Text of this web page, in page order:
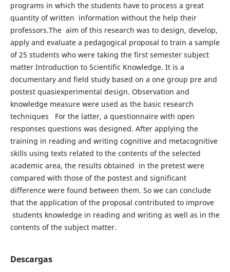
programs in which the students have to process a great
quantity of written information without the help their
professors.The aim of this research was to design, develop,
apply and evaluate a pedagogical proposal to train a sample
of 25 students who were taking the first semester subject
matter Introduction to Scientific Knowledge. It is a
documentary and field study based on a one group pre and
postest quasiexperimental design. Observation and
knowledge measure were used as the basic research
techniques For the latter, a questionnaire with open
responses questions was designed. After applying the
training in reading and writing cognitive and metacognitive
skills using texts related to the contents of the selected
academic area, the results obtained in the pretest were
compared with those of the postest and significant
difference were found between them. So we can conclude
that the application of the proposal contributed to improve
students knowledge in reading and writing as well as in the
contents of the subject matter.
Descargas